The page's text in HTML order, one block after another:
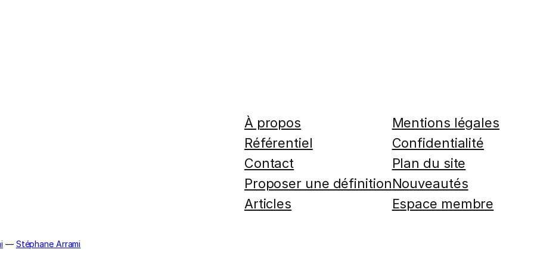
À propos
Référentiel
Contact
Proposer une définition
Articles
Mentions légales
Confidentialité
Plan du site
Nouveautés
Espace membre
— Stéphane Arrami